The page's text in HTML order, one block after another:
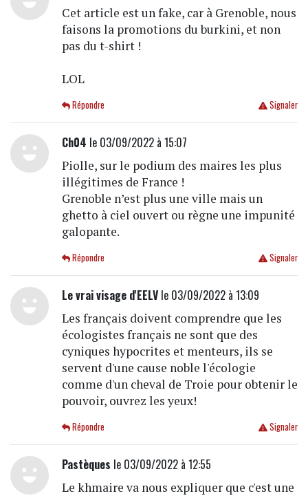
Cet article est un fake, car à Grenoble, nous
faisons la promotions du burkini, et non
pas du t-shirt !
LOL
Signaler
Répondre
Ch04 le 03/09/2022 à 15:07
Piolle, sur le podium des maires les plus
illégitimes de France !
Grenoble n’est plus une ville mais un
ghetto à ciel ouvert ou règne une impunité
galopante.
Signaler
Répondre
Le vrai visage d'EELVle 03/09/2022 à 13:09
Les français doivent comprendre que les
écologistes français ne sont que des
cyniques hypocrites et menteurs, ils se
servent d'une cause noble l'écologie
comme d'un cheval de Troie pour obtenir le
pouvoir, ouvrez les yeux!
Signaler
Répondre
Pastèques le 03/09/2022 à 12:55
Le khmaire va nous expliquer que c'est une